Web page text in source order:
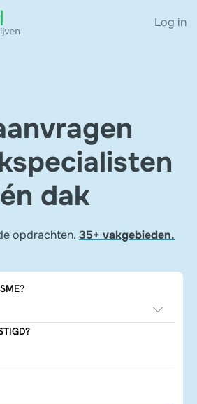
Log in
dak
opdrachten. 35+ vakgebieden.